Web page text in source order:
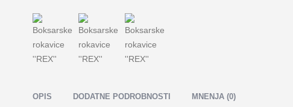
OPIS DODATNE PODROBNOSTI MNENJA (0)